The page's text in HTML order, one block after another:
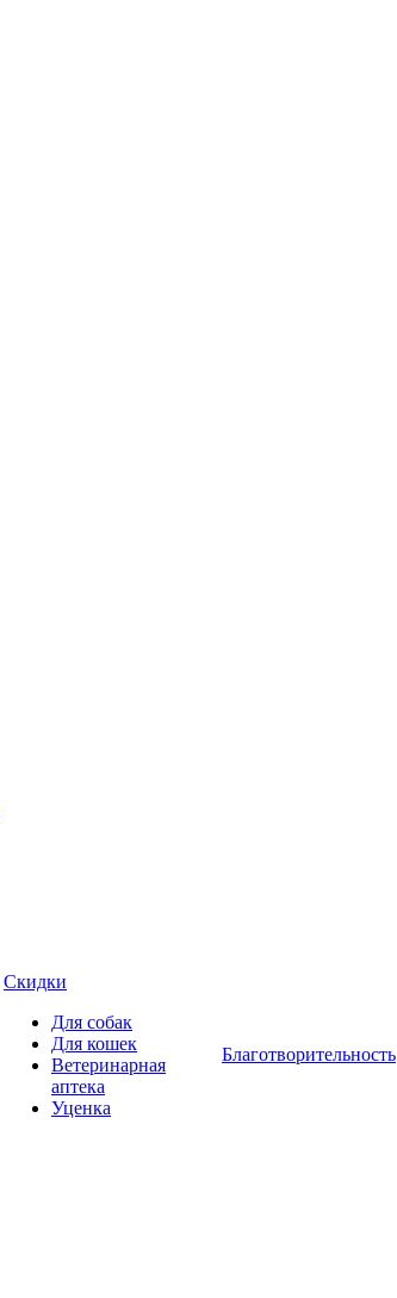
Скидки
Для собак
Для кошек
Ветеринарная
аптека
Уценка
Благотворительность